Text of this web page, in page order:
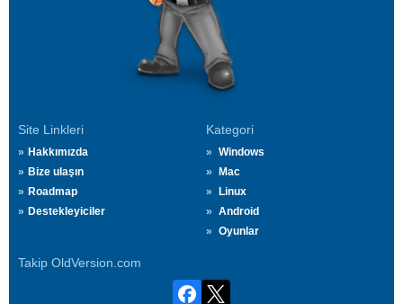
Site Linkleri
Hakkımızda
Bize ulaşın
Roadmap
Destekleyiciler
Kategori
Windows
Mac
Linux
Android
Oyunlar
Takip OldVersion.com